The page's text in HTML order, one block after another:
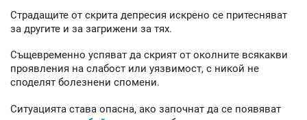
Страдащите от скрита депресия искрено се притесняват
за другите и за загрижени за тях.
Същевременно успяват да скрият от околните всякакви
проявления на слабост или уязвимост, с никой не
споделят болезнени спомени.
Ситуацията става опасна, ако започнат да се появяват